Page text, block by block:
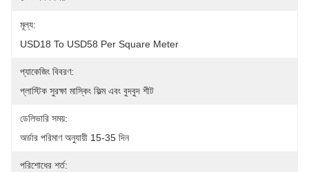
মূল্য:
USD18 To USD58 Per Square Meter
প্যাকেজিং বিবরণ:
প্লাস্টিক সুরক্ষা মাস্কিং ফিল্ম এবং বুদবুদ শীট
ডেলিভারি সময়:
অর্ডার পরিমাণ অনুযায়ী 15-35 দিন
পরিশোধের শর্ত: